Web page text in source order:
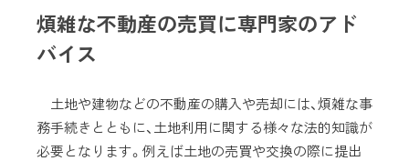
煩雑な不動産の売買に専門家のアド
バイス
土地や建物などの不動産の購入や売却には、煩雑な事
務手続きとともに、土地利用に関する様々な法的知識が
必要となります。例えば土地の売買や交換の際に提出